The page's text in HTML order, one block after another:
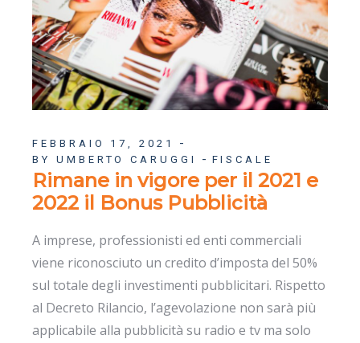
FEBBRAIO 17, 2021
BY UMBERTO CARUGGI
FISCALE
Rimane in vigore per il 2021 e
2022 il Bonus Pubblicità
A imprese, professionisti ed enti commerciali
viene riconosciuto un credito d’imposta del 50%
sul totale degli investimenti pubblicitari. Rispetto
al Decreto Rilancio, l’agevolazione non sarà più
applicabile alla pubblicità su radio e tv ma solo